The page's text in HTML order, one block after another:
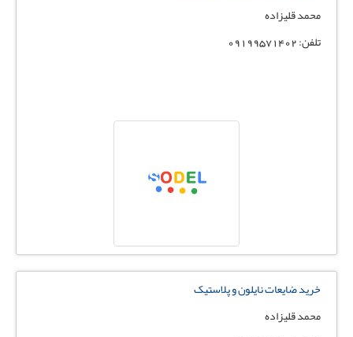
محمد قلیزاده
تلفن: 09199571402
خرید ضایعات نایلون و پلاستیک
محمد قلیزاده